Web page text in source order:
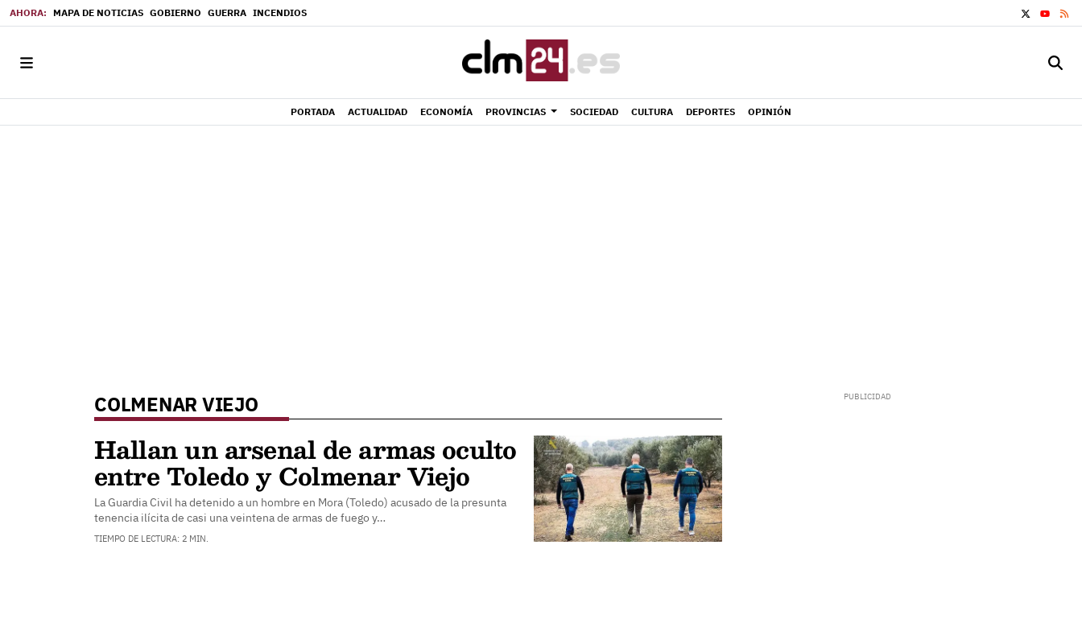
MAPA DE NOTICIAS GOBIERNO GUERRA INCENDIOS
YOUTUBE
PORTADA ACTUALIDAD ECONOMÍA PROVINCIAS SOCIEDAD CULTURA DEPORTES OPINIÓN
COLMENAR VIEJO
Hallan un arsenal de armas oculto
entre Toledo y Colmenar Viejo
La Guardia Civil ha detenido a un hombre en Mora (Toledo) acusado de la presunta
tenencia ilícita de casi una veintena de armas de fuego y…
TIEMPO DE LECTURA: 2 MIN.